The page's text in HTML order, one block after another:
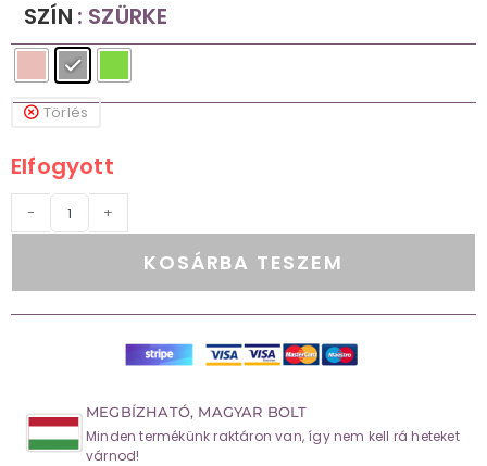
SZÍN : SZÜRKE
Törlés
Elfogyott
- +
KOSÁRBA TESZEM
MEGBÍZHATÓ, MAGYAR BOLT
Minden termékünk raktáron van, így nem kell rá heteket
várnod!